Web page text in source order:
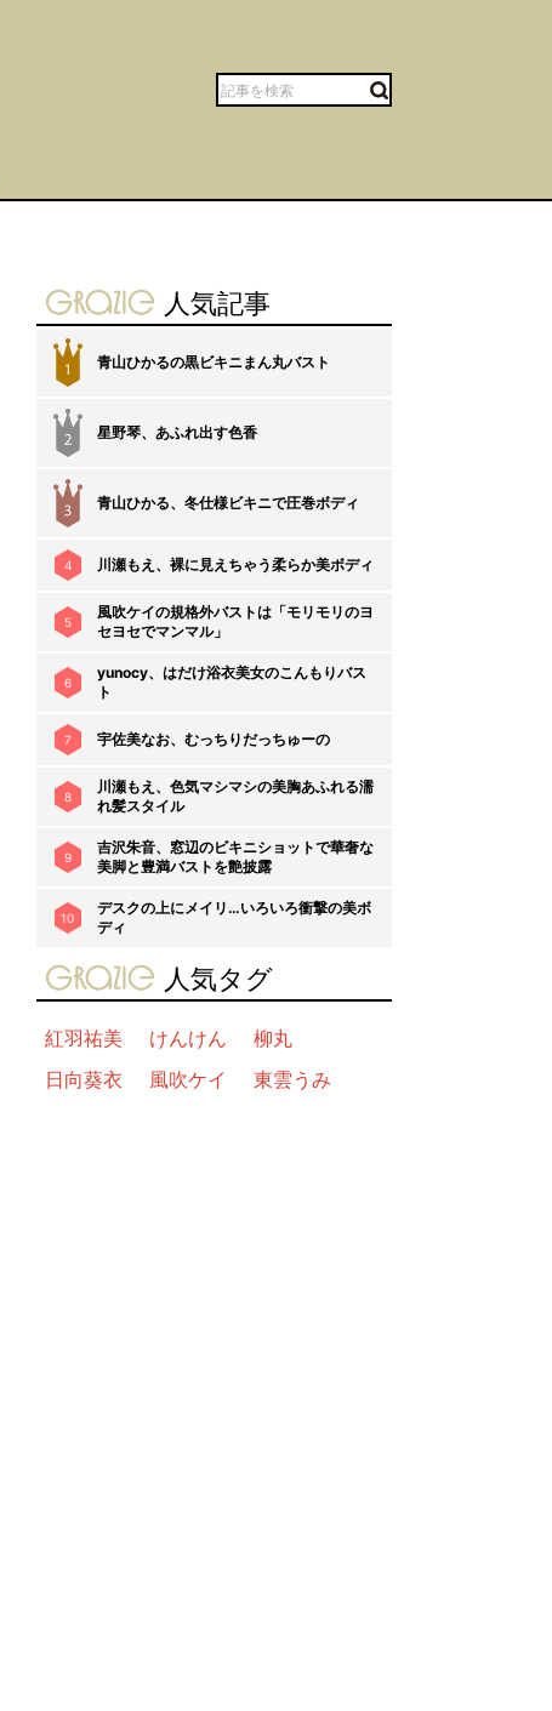
gravure-grazie
人気記事
1 青山ひかるの黒ビキニまん丸バスト
星野琴、あふれ出す色香
青山ひかる、冬仕様ビキニで圧巻ボディ
4 川瀬もえ、裸に見えちゃう柔らか美ボディ
5
風吹ケイの規格外バストは「モリモリのヨ
セヨセでマンマル」
6
yunocy、はだけ浴衣美女のこんもりバス
ト
7 宇佐美なお、むっちりだっちゅーの
8
川瀬もえ、色気マシマシの美胸あふれる濡
れ髪スタイル
9
吉沢朱音、窓辺のビキニショットで華奢な
美脚と豊満バストを艶披露
10
デスクの上にメイリ…いろいろ衝撃の美ボ
ディ
gravure-grazie
人気タグ
紅羽祐美 けんけん
柳丸
日向葵衣
風吹ケイ 東雲うみ